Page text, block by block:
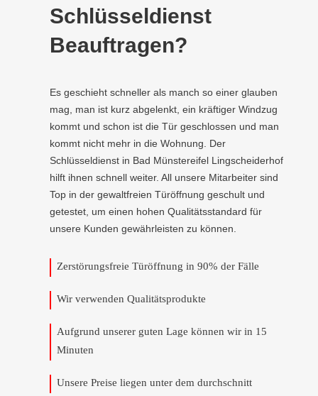
Schlüsseldienst
Beauftragen?
Es geschieht schneller als manch so einer glauben
mag, man ist kurz abgelenkt, ein kräftiger Windzug
kommt und schon ist die Tür geschlossen und man
kommt nicht mehr in die Wohnung. Der
Schlüsseldienst in Bad Münstereifel Lingscheiderhof
hilft ihnen schnell weiter. All unsere Mitarbeiter sind
Top in der gewaltfreien Türöffnung geschult und
getestet, um einen hohen Qualitätsstandard für
unsere Kunden gewährleisten zu können.
Zerstörungsfreie Türöffnung in 90% der Fälle
Wir verwenden Qualitätsprodukte
Aufgrund unserer guten Lage können wir in 15
Minuten
Unsere Preise liegen unter dem durchschnitt